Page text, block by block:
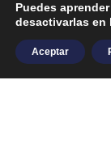
Puedes
desactivarlas en
Aceptar